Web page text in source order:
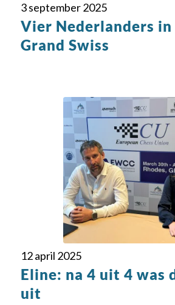
3 september 2025
Vier Nederlanders in
Grand Swiss
12 april 2025
Eline: na 4 uit 4 was
uit